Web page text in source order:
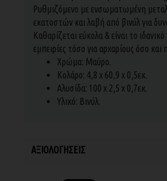
Ρυθμιζόμενο με ενσωματωμένη
εκατοστών και λαβή από βινύλ για
Καθαρίζεται εύκολα & είναι το
εμπειρίες τόσο για αρχαρίους όσο
Χρώμα: Μαύρο.
Κολάρο: 4,8 x 60,9 x 0,5εκ.
Αλυσίδα: 100 x 2,5 x 0,7εκ.
Υλικό: Βινύλ.
ΑΞΙΟΛΟΓΉΣΕΙΣ